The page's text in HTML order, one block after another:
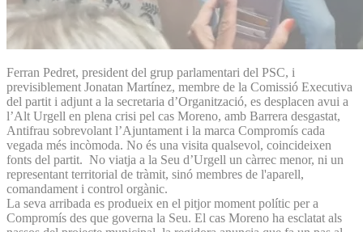
Ferran Pedret, president del grup parlamentari del PSC, i
previsiblement Jonatan Martínez, membre de la Comissió Executiva
del partit i adjunt a la secretaria d’Organització, es desplacen avui a
l’Alt Urgell en plena crisi pel cas Moreno, amb Barrera desgastat,
Antifrau sobrevolant l’Ajuntament i la marca Compromís cada
vegada més incòmoda. No és una visita qualsevol, coincideixen
fonts del partit. No viatja a la Seu d’Urgell un càrrec menor, ni un
representant territorial de tràmit, sinó membres de l'aparell,
comandament i control orgànic.
La seva arribada es produeix en el pitjor moment polític per a
Compromís des que governa la Seu. El cas Moreno ha esclatat als